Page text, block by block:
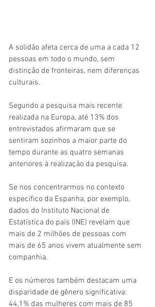
A solidão afeta cerca de uma a cada 12
pessoas em todo o mundo, sem
distinção de fronteiras, nem diferenças
culturais.
Segundo a pesquisa mais recente
realizada na Europa, até 13% dos
entrevistados afirmaram que se
sentiram sozinhos a maior parte do
tempo durante as quatro semanas
anteriores à realização da pesquisa.
Se nos concentrarmos no contexto
específico da Espanha, por exemplo,
dados do Instituto Nacional de
Estatística do país (INE) revelam que
mais de 2 milhões de pessoas com
mais de 65 anos vivem atualmente sem
companhia.
E os números também destacam uma
disparidade de gênero significativa:
44,1% das mulheres com mais de 85